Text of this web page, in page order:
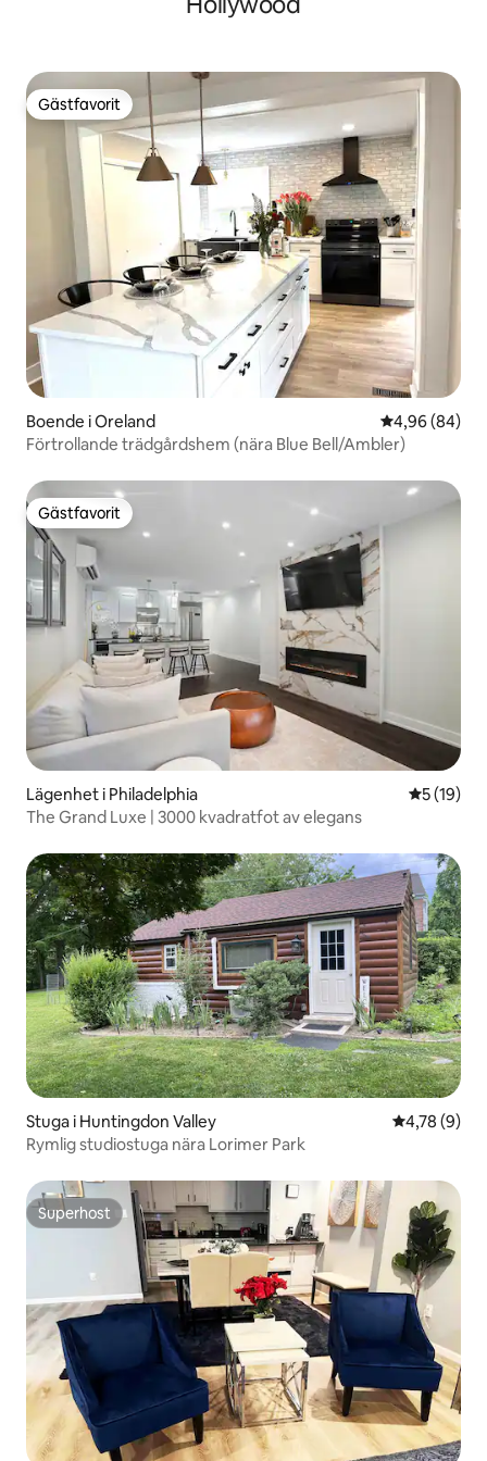
Gästfavorit
Gästfavorit
Boende i Oreland 4,96 av 5 i
4,96 (84)
Förtrollande trädgårdshem (nära Blue Bell/Ambler)
Gästfavorit
Gästfavorit
Lägenhet i Philadelphia 5 av 5 i
5 (19)
The Grand Luxe | 3000 kvadratfot av elegans
Stuga i Huntingdon Valley 4,78 av 5 i
4,78 (9)
Rymlig studiostuga nära Lorimer Park
Superhost
Superhost